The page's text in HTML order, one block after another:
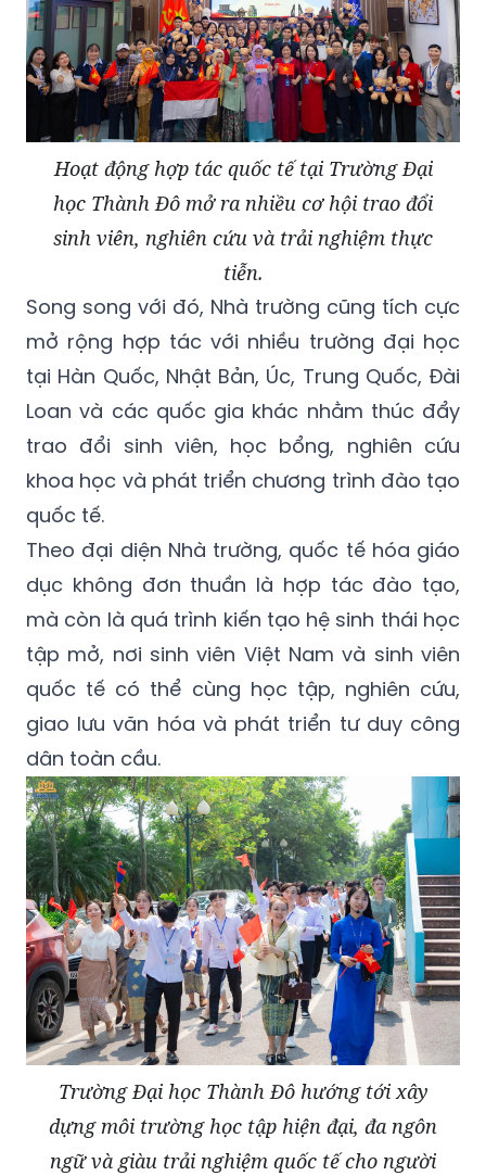
Hoạt động hợp tác quốc tế tại Trường Đại
học Thành Đô mở ra nhiều cơ hội trao đổi
sinh viên, nghiên cứu và trải nghiệm thực
tiễn.
Song song với đó, Nhà trường cũng tích cực
mở rộng hợp tác với nhiều trường đại học
tại Hàn Quốc, Nhật Bản, Úc, Trung Quốc, Đài
Loan và các quốc gia khác nhằm thúc đẩy
trao đổi sinh viên, học bổng, nghiên cứu
khoa học và phát triển chương trình đào tạo
quốc tế.
Theo đại diện Nhà trường, quốc tế hóa giáo
dục không đơn thuần là hợp tác đào tạo,
mà còn là quá trình kiến tạo hệ sinh thái học
tập mở, nơi sinh viên Việt Nam và sinh viên
quốc tế có thể cùng học tập, nghiên cứu,
giao lưu văn hóa và phát triển tư duy công
dân toàn cầu.
Trường Đại học Thành Đô hướng tới xây
dựng môi trường học tập hiện đại, đa ngôn
ngữ và giàu trải nghiệm quốc tế cho người